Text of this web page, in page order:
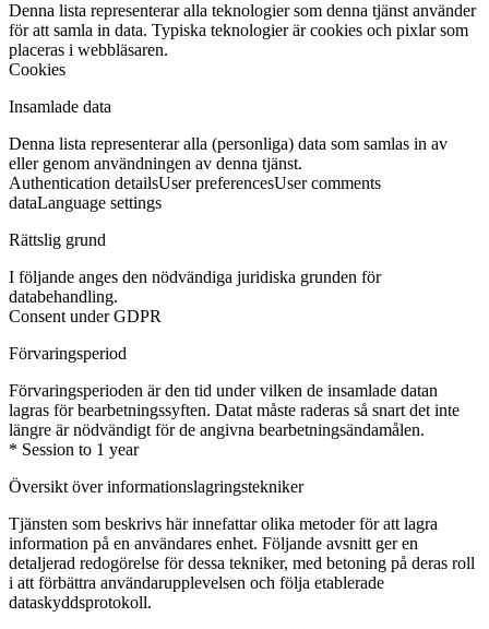
Denna lista representerar alla teknologier som denna tjänst använder
för att samla in data. Typiska teknologier är cookies och pixlar som
placeras i webbläsaren.
Cookies
Insamlade data
Denna lista representerar alla (personliga) data som samlas in av
eller genom användningen av denna tjänst.
Authentication detailsUser preferencesUser comments
dataLanguage settings
Rättslig grund
I följande anges den nödvändiga juridiska grunden för
databehandling.
Consent under GDPR
Förvaringsperiod
Förvaringsperioden är den tid under vilken de insamlade datan
lagras för bearbetningssyften. Datat måste raderas så snart det inte
längre är nödvändigt för de angivna bearbetningsändamålen.
* Session to 1 year
Översikt över informationslagringstekniker
Tjänsten som beskrivs här innefattar olika metoder för att lagra
information på en användares enhet. Följande avsnitt ger en
detaljerad redogörelse för dessa tekniker, med betoning på deras roll
i att förbättra användarupplevelsen och följa etablerade
dataskyddsprotokoll.